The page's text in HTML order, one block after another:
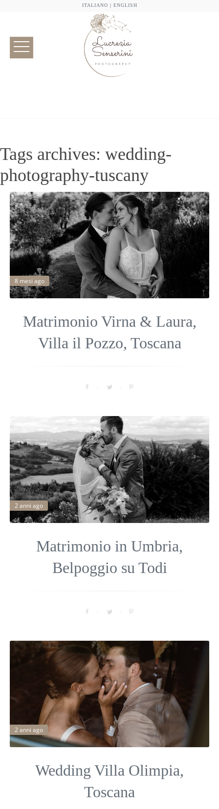
ITALIANO | ENGLISH
Tags archives: wedding-
photography-tuscany
8 mesi ago
Matrimonio Virna & Laura,
Villa il Pozzo, Toscana
2 anni ago
Matrimonio in Umbria,
Belpoggio su Todi
2 anni ago
Wedding Villa Olimpia,
Toscana